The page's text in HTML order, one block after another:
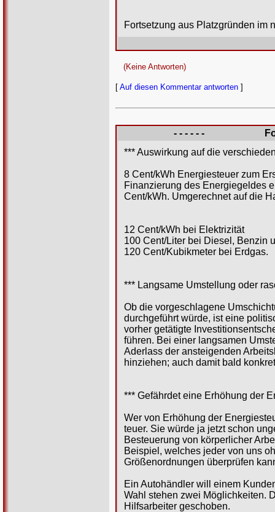
Fortsetzung aus Platzgründen im
(Keine Antworten)
[ Auf diesen Kommentar antworten ]
- - - - - -
*** Auswirkung auf die
8 Cent/kWh Energiesteuer zum
Finanzierung des Energiegeldes
Cent/kWh. Umgerechnet auf die
12 Cent/kWh bei Elektrizität
100 Cent/Liter bei Diesel, Benzin
120 Cent/Kubikmeter bei Erdgas.
*** Langsame Umstellung oder
Ob die vorgeschlagene
durchgeführt würde, ist eine
vorher getätigte
führen. Bei einer langsamen
Aderlass der ansteigenden
hinziehen; auch damit bald
*** Gefährdet eine Erhöhung der
Wer von Erhöhung der
teuer. Sie würde ja jetzt schon
Besteuerung von körperlicher
Beispiel, welches jeder von uns
Größenordnungen überprüfen
Ein Autohändler will einem
Wahl stehen zwei Möglichkeiten.
Hilfsarbeiter geschoben.